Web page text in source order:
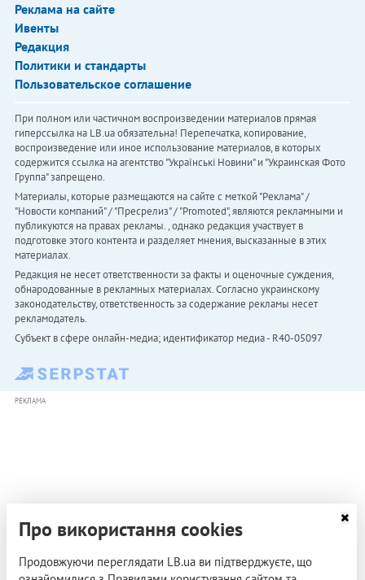
Реклама на сайте
Ивенты
Редакция
Политики и стандарты
Пользовательское соглашение
При полном или частичном воспроизведении материалов прямая
гиперссылка на LB.ua обязательна! Перепечатка, копирование,
воспроизведение или иное использование материалов, в которых
содержится ссылка на агентство "Українськi Новини" и "Украинская Фото
Группа" запрещено.
Материалы, которые размещаются на сайте с меткой "Реклама" /
"Новости компаний" / "Пресрелиз" / "Promoted", являются рекламными и
публикуются на правах рекламы. , однако редакция участвует в
подготовке этого контента и разделяет мнения, высказанные в этих
материалах.
Редакция не несет ответственности за факты и оценочные суждения,
обнародованные в рекламных материалах. Согласно украинскому
законодательству, ответственность за содержание рекламы несет
рекламодатель.
Субъект в сфере онлайн-медиа; идентификатор медиа - R40-05097
РЕКЛАМА
Про використання cookies
Продовжуючи переглядати LB.ua ви підтверджуєте, що